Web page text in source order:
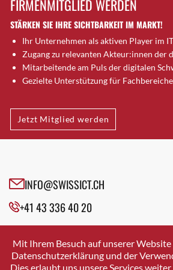
Brugg AG
Brütten
Bubendorf
Bubikon
Buchs (SG)
Bäretswil
Bülach
Cazis
Crissier
Davos Platz
Dierikon
Dietikon
FIRMENMITGLIED WERDEN
STÄRKEN SIE IHRE SICHTBARKEIT IM MARKT!
Ihr Unternehmen als aktiven Player im
Zugang zu relevanten Akteur:innen der
Mitarbeitende am Puls der digitalen
Gezielte Unterstützung für
Jetzt Mitglied werden
INFO@SWISSICT.CH
+41 43 336 40 20
SWISSICT
VULKANSTRASSE 120
8048 ZURICH
Mit Ihrem Besuch auf unserer
Datenschutzerklärung und der
Dies erlaubt uns unsere Services weiter